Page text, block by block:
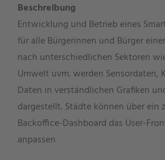
Beschreibung
Entwicklung und Betrieb eines
für alle Bürgerinnen und Bürger
nach unterschiedlichen Sektoren
Umwelt uvm. werden Sensordaten,
Daten in verständlichen Grafiken
dargestellt. Städte können über ein
Backoffice-Dashboard das User-
anpassen